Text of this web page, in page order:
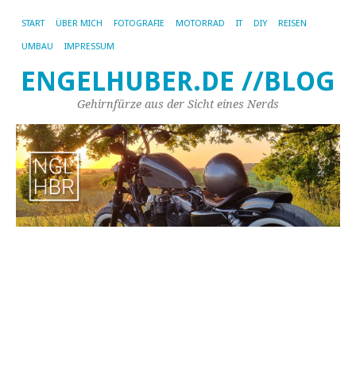
START ÜBER MICH FOTOGRAFIE MOTORRAD IT DIY REISEN
UMBAU IMPRESSUM
ENGELHUBER.DE //BLOG
Gehirnfürze aus der Sicht eines Nerds